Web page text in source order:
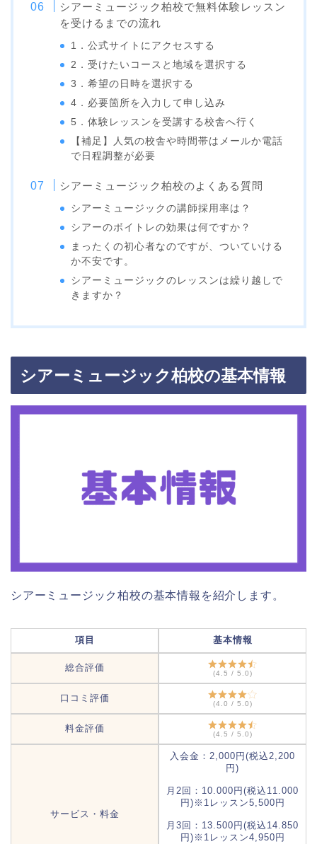
シアーミュージック柏校で無料体験レッスン
を受けるまでの流れ
1．公式サイトにアクセスする
2．受けたいコースと地域を選択する
3．希望の日時を選択する
4．必要箇所を入力して申し込み
5．体験レッスンを受講する校舎へ行く
【補足】人気の校舎や時間帯はメールか電話
で日程調整が必要
シアーミュージック柏校のよくある質問
シアーミュージックの講師採用率は？
シアーのボイトレの効果は何ですか？
まったくの初心者なのですが、ついていける
か不安です。
シアーミュージックのレッスンは繰り越しで
きますか？
シアーミュージック柏校の基本情報
シアーミュージック柏校の基本情報を紹介します。
項目 基本情報
総合評価
(4.5 / 5.0)
口コミ評価
(4.0 / 5.0)
料金評価
(4.5 / 5.0)
サービス・料金
入会金：2,000円(税込2,200
円)
月2回：10.000円(税込11.000
円)※1レッスン5,500円
月3回：13.500円(税込14.850
円)※1レッスン4,950円